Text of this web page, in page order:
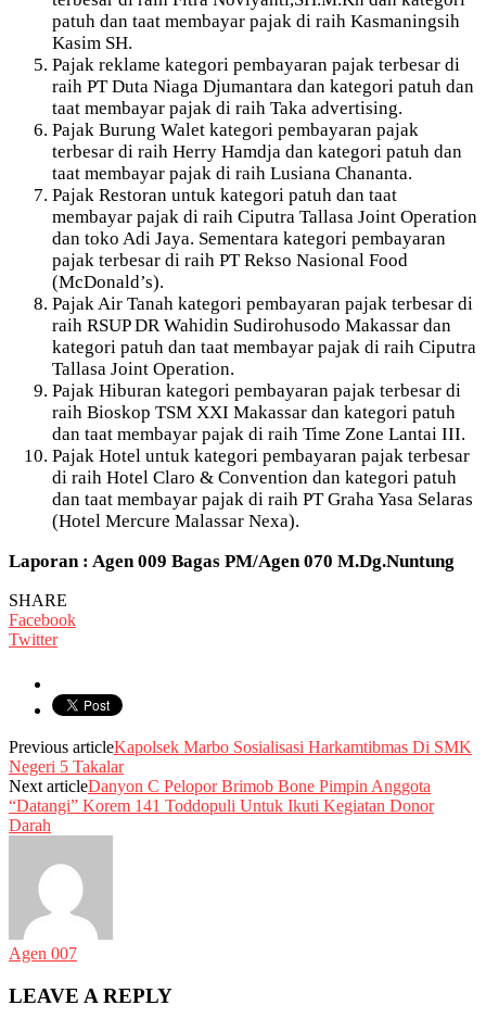
patuh dan taat membayar pajak di raih Kasmaningsih
Kasim SH.
Pajak reklame kategori pembayaran pajak terbesar di
raih PT Duta Niaga Djumantara dan kategori patuh dan
taat membayar pajak di raih Taka advertising.
Pajak Burung Walet kategori pembayaran pajak
terbesar di raih Herry Hamdja dan kategori patuh dan
taat membayar pajak di raih Lusiana Chananta.
Pajak Restoran untuk kategori patuh dan taat
membayar pajak di raih Ciputra Tallasa Joint Operation
dan toko Adi Jaya. Sementara kategori pembayaran
pajak terbesar di raih PT Rekso Nasional Food
(McDonald’s).
Pajak Air Tanah kategori pembayaran pajak terbesar di
raih RSUP DR Wahidin Sudirohusodo Makassar dan
kategori patuh dan taat membayar pajak di raih Ciputra
Tallasa Joint Operation.
Pajak Hiburan kategori pembayaran pajak terbesar di
raih Bioskop TSM XXI Makassar dan kategori patuh
dan taat membayar pajak di raih Time Zone Lantai III.
Pajak Hotel untuk kategori pembayaran pajak terbesar
di raih Hotel Claro & Convention dan kategori patuh
dan taat membayar pajak di raih PT Graha Yasa Selaras
(Hotel Mercure Malassar Nexa).
Laporan : Agen 009 Bagas PM/Agen 070 M.Dg.Nuntung
SHARE
Facebook
Twitter
Previous articleKapolsek Marbo Sosialisasi Harkamtibmas Di SMK
Negeri 5 Takalar
Next articleDanyon C Pelopor Brimob Bone Pimpin Anggota
“Datangi” Korem 141 Toddopuli Untuk Ikuti Kegiatan Donor
Darah
Agen 007
LEAVE A REPLY